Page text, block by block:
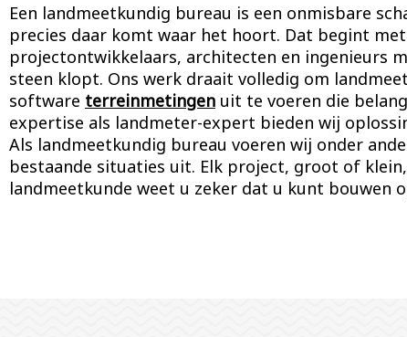
Een landmeetkundig bureau is een onmisbare
precies daar komt waar het hoort. Dat begint
projectontwikkelaars, architecten en ingenieurs
steen klopt. Ons werk draait volledig om
software terreinmetingen uit te voeren die
expertise als landmeter-expert bieden wij
Als landmeetkundig bureau voeren wij onder
bestaande situaties uit. Elk project, groot of
landmeetkunde weet u zeker dat u kunt bouwen